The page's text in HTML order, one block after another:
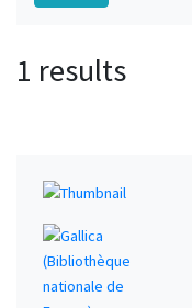
1 results